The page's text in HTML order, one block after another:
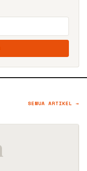
SEMUA ARTIKEL →